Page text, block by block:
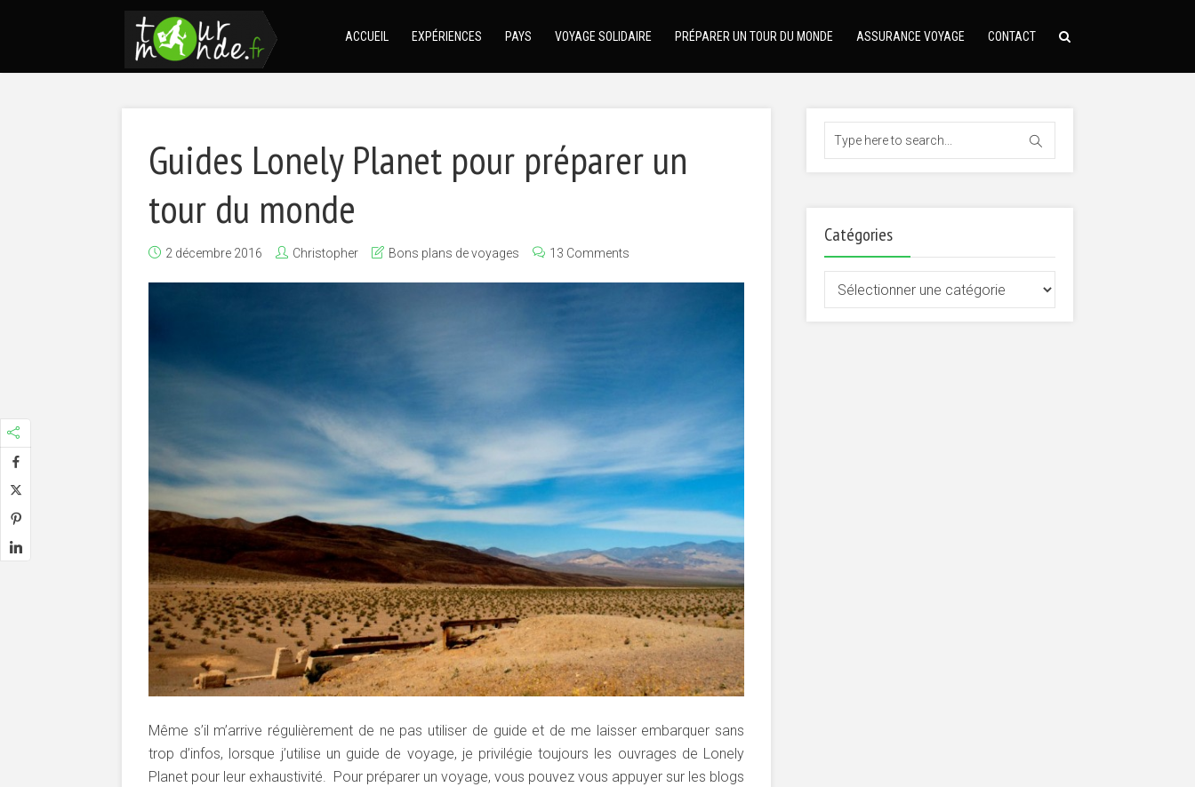
ACCUEIL EXPÉRIENCES PAYS VOYAGE SOLIDAIRE PRÉPARER UN TOUR DU MONDE ASSURANCE VOYAGE CONTACT
Guides Lonely Planet pour préparer un
tour du monde
2 décembre 2016 Christopher Bons plans de voyages 13 Comments
Même s’il m’arrive régulièrement de ne pas utiliser de guide et de me laisser embarquer sans
trop d’infos, lorsque j’utilise un guide de voyage, je privilégie toujours les ouvrages de Lonely
Planet pour leur exhaustivité. Pour préparer un voyage, vous pouvez vous appuyer sur les blogs
Catégories